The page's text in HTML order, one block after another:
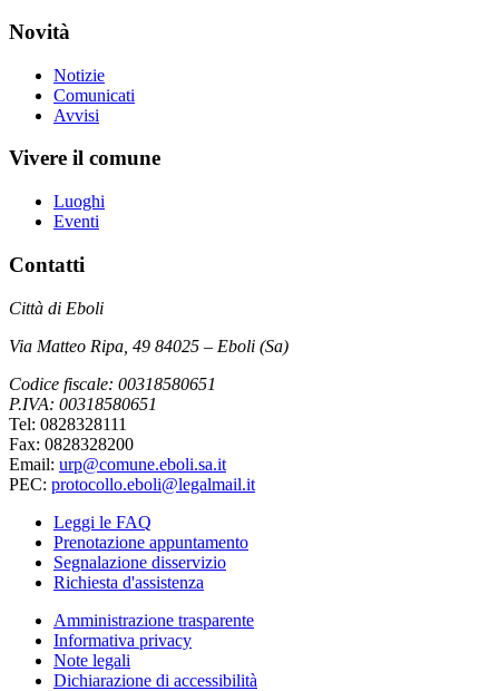
Novità
Notizie
Comunicati
Avvisi
Vivere il comune
Luoghi
Eventi
Contatti
Città di Eboli
Via Matteo Ripa, 49 84025 – Eboli (Sa)
Codice fiscale: 00318580651
P.IVA: 00318580651
Tel: 0828328111
Fax: 0828328200
Email: urp@comune.eboli.sa.it
PEC: protocollo.eboli@legalmail.it
Leggi le FAQ
Prenotazione appuntamento
Segnalazione disservizio
Richiesta d'assistenza
Amministrazione trasparente
Informativa privacy
Note legali
Dichiarazione di accessibilità